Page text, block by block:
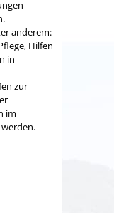
anderem:
Hilfen
in
zur
im